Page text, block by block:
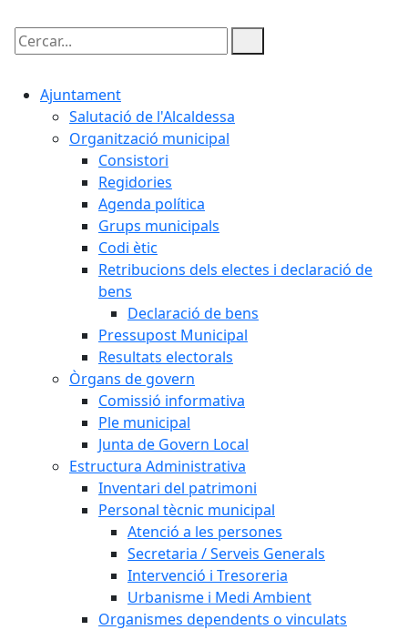
Cercar:
Ajuntament
Salutació de l'Alcaldessa
Organització municipal
Consistori
Regidories
Agenda política
Grups municipals
Codi ètic
Retribucions dels electes i declaració de
bens
Declaració de bens
Pressupost Municipal
Resultats electorals
Òrgans de govern
Comissió informativa
Ple municipal
Junta de Govern Local
Estructura Administrativa
Inventari del patrimoni
Personal tècnic municipal
Atenció a les persones
Secretaria / Serveis Generals
Intervenció i Tresoreria
Urbanisme i Medi Ambient
Organismes dependents o vinculats